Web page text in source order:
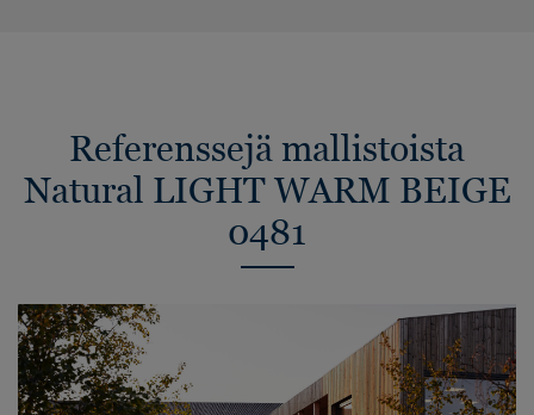
Referenssejä mallistoista
Natural LIGHT WARM BEIGE
0481